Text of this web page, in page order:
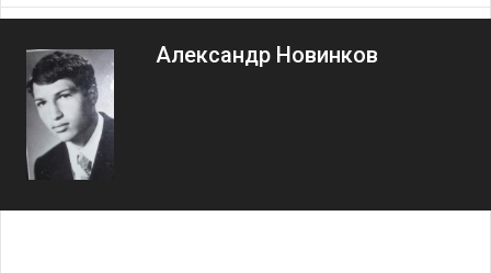
Александр Новинков